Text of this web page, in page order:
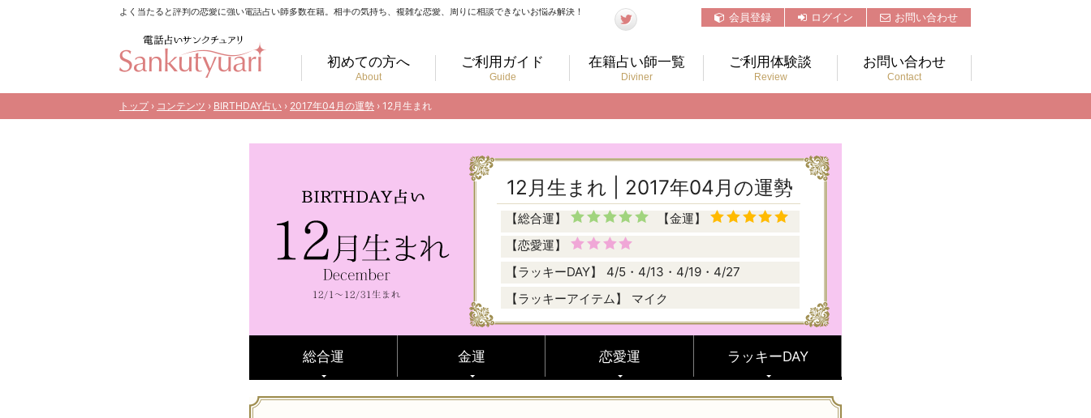
よく当たると評判の恋愛に強い電話占い師多数在籍。相手の気持ち、複雑な恋愛、周りに相談できないお悩み解決！ 会員登録 ログイン お問い合わせ
初めての方へ
About
ご利用ガイド
Guide
在籍占い師一覧
Diviner
ご利用体験談
Review
お問い合わせ
Contact
トップ› コンテンツ › BIRTHDAY占い › 2017年04月の運勢 › 12月生まれ
12月生まれ | 2017年04月の運勢
【総合運】
【金運】
【恋愛運】
【ラッキーDAY】
4/5・4/13・4/19・4/27
【ラッキーアイテム】
マイク
総合運 金運 恋愛運 ラッキーDAY